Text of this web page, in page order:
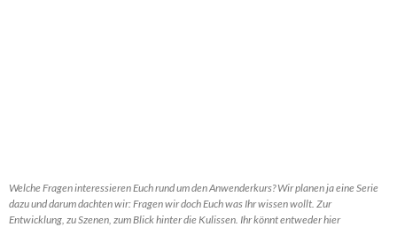
Welche Fragen interessieren Euch rund um den Anwenderkurs? Wir planen ja eine Serie
dazu und darum dachten wir: Fragen wir doch Euch was Ihr wissen wollt. Zur
Entwicklung, zu Szenen, zum Blick hinter die Kulissen. Ihr könnt entweder hier